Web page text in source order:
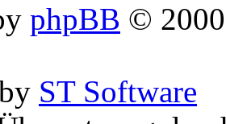
phpBB ©
ST Software